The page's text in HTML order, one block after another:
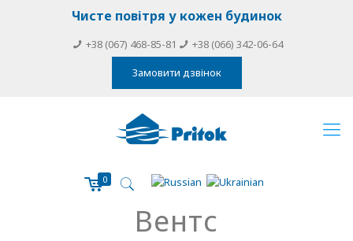
Чисте повітря у кожен будинок
+38 (067) 468-85-81
+38 (066) 342-06-64
Замовити дзвінок
0
Вентс